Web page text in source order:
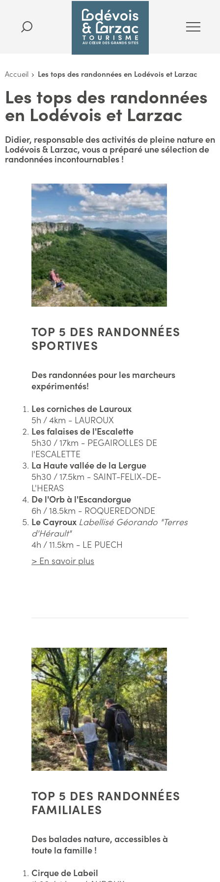
Accueil Les tops des randonnées en Lodévois et Larzac
Les tops des randonnées
en Lodévois et Larzac
Didier, responsable des activités de pleine nature en
Lodévois & Larzac, vous a préparé une sélection de
randonnées incontournables !
TOP 5 DES RANDONNÉES
SPORTIVES
Des randonnées pour les marcheurs
expérimentés!
Les corniches de Lauroux
5h / 4km - LAUROUX
Les falaises de l'Escalette
5h30 / 17km - PEGAIROLLES DE
l'ESCALETTE
La Haute vallée de la Lergue
5h30 / 17.5km - SAINT-FELIX-DE-
L'HERAS
De l'Orb à l'Escandorgue
6h / 18.5km - ROQUEREDONDE
Le Cayroux Labellisé Géorando "Terres
d'Hérault"
4h / 11.5km - LE PUECH
> En savoir plus
TOP 5 DES RANDONNÉES
FAMILIALES
Des balades nature, accessibles à
toute la famille !
Cirque de Labeil